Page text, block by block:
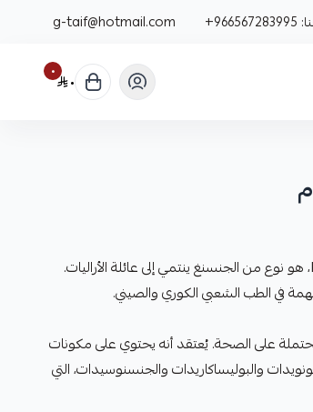
+966567283995
g-taif@hotmail.com
٠ ٠
الجنسنغ الكوري، المعروف أيضًا باسم Panax ginseng، هو نوع من الجنسنغ ينتمي إلى عائلة الأراليات.
في الطب الشعبي الكوري والصيني.
على الصحة. يُعتقد أنه يحتوي على مكونات
والبوليساكاريدات والجنسنوسيدات، التي